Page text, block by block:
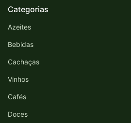
Categorias
Azeites
Bebidas
Cachaças
Vinhos
Cafés
Doces